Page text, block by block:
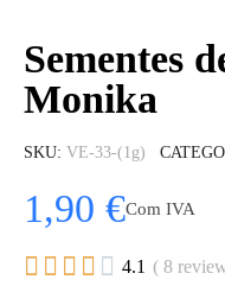
Sementes
Monika
SKU VE-33-(1g)
1,90 €Com IVA
     4.1 ( 8